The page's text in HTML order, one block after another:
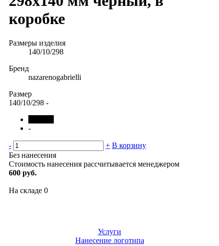
коробке
Размеры изделия
140/10/298
Бренд
nazarenogabrielli
Размер
140/10/298 -
-
- + В корзину
Без нанесения
Стоимость нанесения рассчитывается менеджером
600 руб.
На складе 0
Услуги
Нанесение логотипа